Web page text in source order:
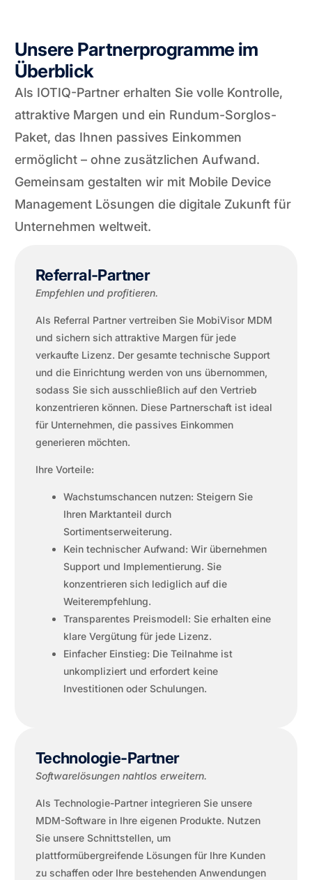
Unsere Partnerprogramme im
Überblick
Als IOTIQ-Partner erhalten Sie volle Kontrolle,
attraktive Margen und ein Rundum-Sorglos-
Paket, das Ihnen passives Einkommen
ermöglicht – ohne zusätzlichen Aufwand.
Gemeinsam gestalten wir mit Mobile Device
Management Lösungen die digitale Zukunft für
Unternehmen weltweit.
Referral-Partner
Empfehlen und profitieren.
Als Referral Partner vertreiben Sie MobiVisor MDM
und sichern sich attraktive Margen für jede
verkaufte Lizenz. Der gesamte technische Support
und die Einrichtung werden von uns übernommen,
sodass Sie sich ausschließlich auf den Vertrieb
konzentrieren können. Diese Partnerschaft ist ideal
für Unternehmen, die passives Einkommen
generieren möchten.
Ihre Vorteile:
Wachstumschancen nutzen: Steigern Sie
Ihren Marktanteil durch
Sortimentserweiterung.
Kein technischer Aufwand: Wir übernehmen
Support und Implementierung. Sie
konzentrieren sich lediglich auf die
Weiterempfehlung.
Transparentes Preismodell: Sie erhalten eine
klare Vergütung für jede Lizenz.
Einfacher Einstieg: Die Teilnahme ist
unkompliziert und erfordert keine
Investitionen oder Schulungen.
Technologie-Partner
Softwarelösungen nahtlos erweitern.
Als Technologie-Partner integrieren Sie unsere
MDM-Software in Ihre eigenen Produkte. Nutzen
Sie unsere Schnittstellen, um
plattformübergreifende Lösungen für Ihre Kunden
zu schaffen oder Ihre bestehenden Anwendungen